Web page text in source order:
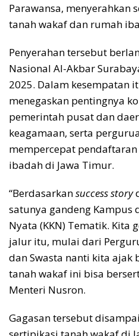
Parawansa, menyerahkan
tanah wakaf dan rumah
Penyerahan tersebut
Nasional Al-Akbar
2025. Dalam kesempatan
menegaskan pentingnya
pemerintah pusat dan
keagamaan, serta
mempercepat
ibadah di Jawa Timur.
“Berdasarkansuccess story
satunya gandeng Kampus
Nyata (KKN) Tematik. Kita
jalur itu, mulai dari
dan Swasta nanti kita ajak
tanah wakaf ini bisa
Menteri Nusron.
Gagasan tersebut